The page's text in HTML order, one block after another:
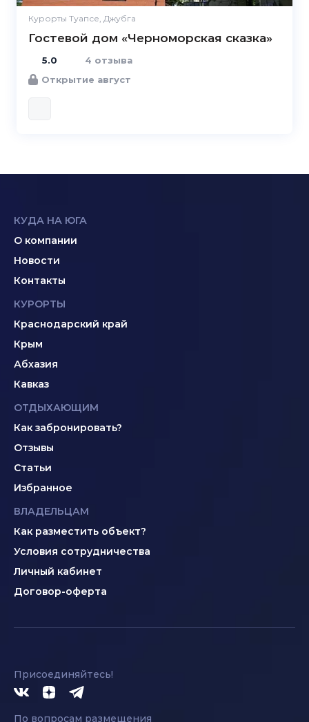
Курорты Туапсе, Джубга
Гостевой дом «Черноморская сказка»
5.0
4 отзыва
Открытие август
КУДА НА ЮГА
О компании
Новости
Контакты
КУРОРТЫ
Краснодарский край
Крым
Абхазия
Кавказ
ОТДЫХАЮЩИМ
Как забронировать?
Отзывы
Статьи
Избранное
ВЛАДЕЛЬЦАМ
Как разместить объект?
Условия сотрудничества
Личный кабинет
Договор-оферта
Присоединяйтесь!
По вопросам размещения